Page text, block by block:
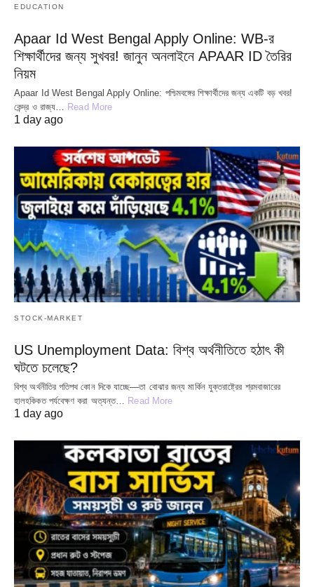
EDUCATION
Apaar Id West Bengal Apply Online: WB-র
শিক্ষার্থীদের জন্য সুখবর! জানুন অনলাইনে APAAR ID তৈরির
নিয়ম
Apaar Id West Bengal Apply Online: পশ্চিমবঙ্গের শিক্ষার্থীদের জন্য একটি বড় খবর!
কেন্দ্র ও রাজ্য…
Read More
1 day ago
STOCK-MARKET
US Unemployment Data: বিশ্ব অর্থনীতিতে হঠাৎ কী
ঘটতে চলেছে?
বিশ্ব অর্থনীতির গতিপথ কোন দিকে যাচ্ছে—তা বোঝার জন্য মার্কিন যুক্তরাষ্ট্রের শ্রমবাজারের
হালহকিকত পর্যবেক্ষণ করা অত্যন্ত… Read More
1 day ago